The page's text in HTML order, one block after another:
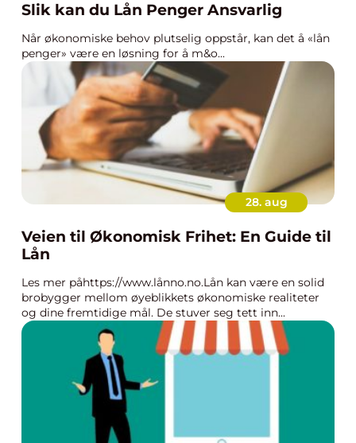
Slik kan du Lån Penger Ansvarlig
Når økonomiske behov plutselig oppstår, kan det å «lån
penger» være en løsning for å m&o...
28. aug
Veien til Økonomisk Frihet: En Guide til
Lån
Les mer påhttps://www.lånno.no.Lån kan være en solid
brobygger mellom øyeblikkets økonomiske realiteter
og dine fremtidige mål. De stuver seg tett inn...